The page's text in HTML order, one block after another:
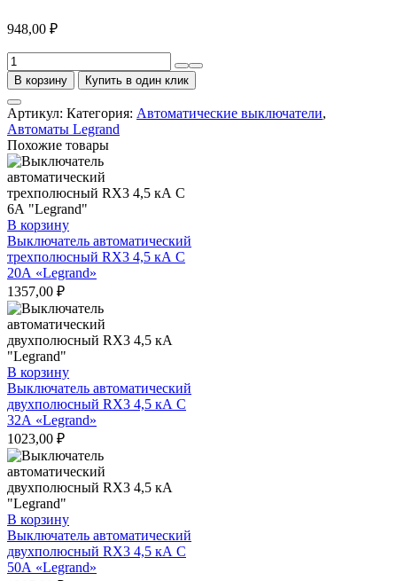
948,00 ₽
Количество
товара
Выключатель
автоматический
двухполюсный
RX3
4,5
кА
С
6А
"Legrand"
В корзину Купить в один клик
Артикул: Категория: Автоматические выключатели,
Автоматы Legrand
Похожие товары
В корзину
Выключатель автоматический
трехполюсный RX3 4,5 кА С
20А «Legrand»
1357,00 ₽
В корзину
Выключатель автоматический
двухполюсный RX3 4,5 кА С
32А «Legrand»
1023,00 ₽
В корзину
Выключатель автоматический
двухполюсный RX3 4,5 кА С
50А «Legrand»